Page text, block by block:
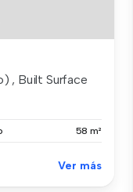
, Built Surface
58 m²
Ver más